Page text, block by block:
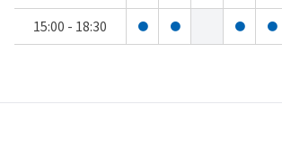
15:00 - 18:30 ● ● ● ●